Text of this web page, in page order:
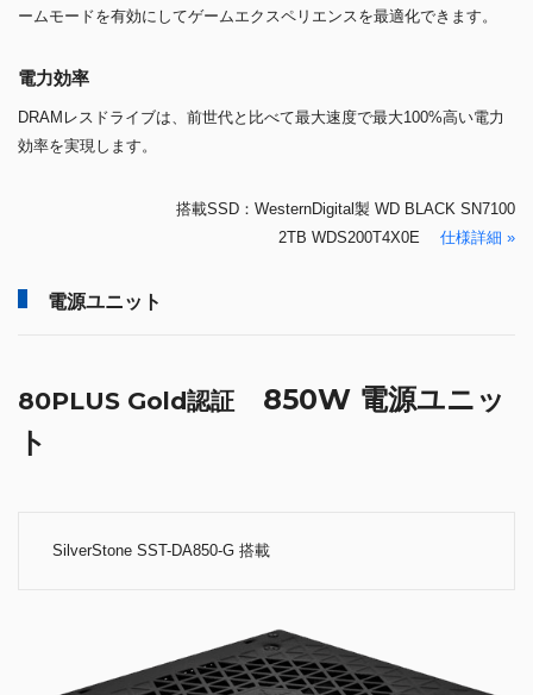
ームモードを有効にしてゲームエクスペリエンスを最適化できます。
電力効率
DRAMレスドライブは、前世代と比べて最大速度で最大100%高い電力
効率を実現します。
搭載SSD：WesternDigital製 WD BLACK SN7100
2TB WDS200T4X0E 仕様詳細 »
電源ユニット
80PLUS Gold認証 850W 電源ユニッ
ト
SilverStone SST-DA850-G 搭載